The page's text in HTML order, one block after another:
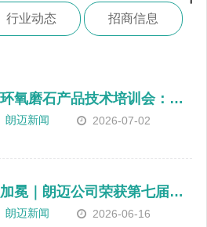
行业动态 招商信息
朗迈环氧磨石产品技术培训会：匠造高性能地坪，智启高质量发展
朗迈新闻 2026-07-02
荣耀加冕｜朗迈公司荣获第七届“高新杯”十大数字化赋能高质量示范奖
朗迈新闻 2026-06-16